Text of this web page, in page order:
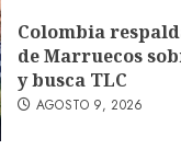
Colombia
de Marruecos
y busca TLC
AGOSTO 9, 2026